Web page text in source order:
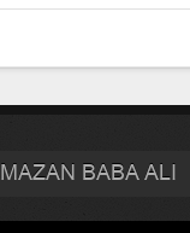
BABA ALI